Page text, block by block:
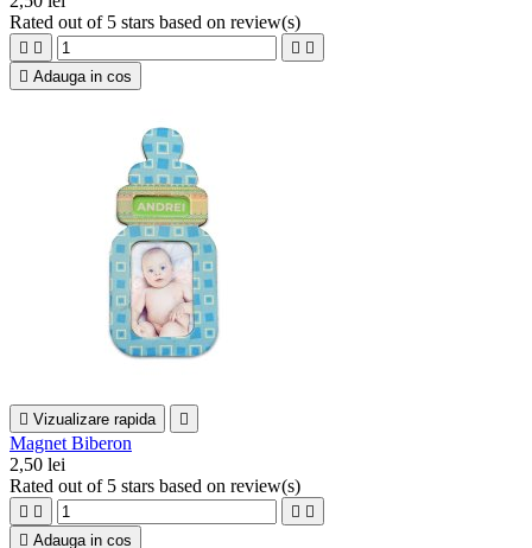
Rated out of 5 stars based on review(s)
   
 Adauga in cos
 Vizualizare rapida 
Magnet Biberon
2,50 lei
Rated out of 5 stars based on review(s)
   
 Adauga in cos